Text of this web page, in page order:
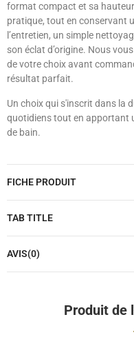
format compact et sa
pratique, tout en conservant
l’entretien, un simple
son éclat d’origine. Nous
de votre choix avant
résultat parfait.
Un choix qui s'inscrit dans la
quotidiens tout en apportant
de bain.
FICHE PRODUIT
TAB TITLE
AVIS(0)
Produit de